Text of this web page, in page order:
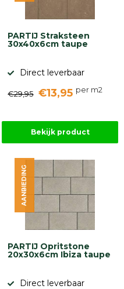
PARTIJ Straksteen
30x40x6cm taupe
Direct leverbaar
€29,95 €13,95 per m2
Bekijk product
PARTIJ Opritstone
20x30x6cm Ibiza taupe
Direct leverbaar
AANBIEDING